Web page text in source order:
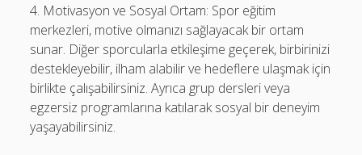
4. Motivasyon ve Sosyal Ortam: Spor eğitim
merkezleri, motive olmanızı sağlayacak bir ortam
sunar. Diğer sporcularla etkileşime geçerek, birbirinizi
destekleyebilir, ilham alabilir ve hedeflere ulaşmak için
birlikte çalışabilirsiniz. Ayrıca grup dersleri veya
egzersiz programlarına katılarak sosyal bir deneyim
yaşayabilirsiniz.